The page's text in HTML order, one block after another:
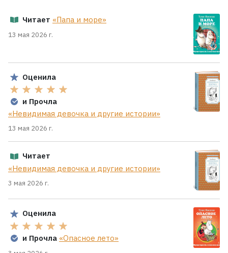
Книги
Экранизации
Коллекции
Читает «Папа и море»
13 мая 2026 г.
Оценила
и Прочла
«Невидимая девочка и другие истории»
13 мая 2026 г.
Читает
«Невидимая девочка и другие истории»
3 мая 2026 г.
Оценила
и Прочла «Опасное лето»